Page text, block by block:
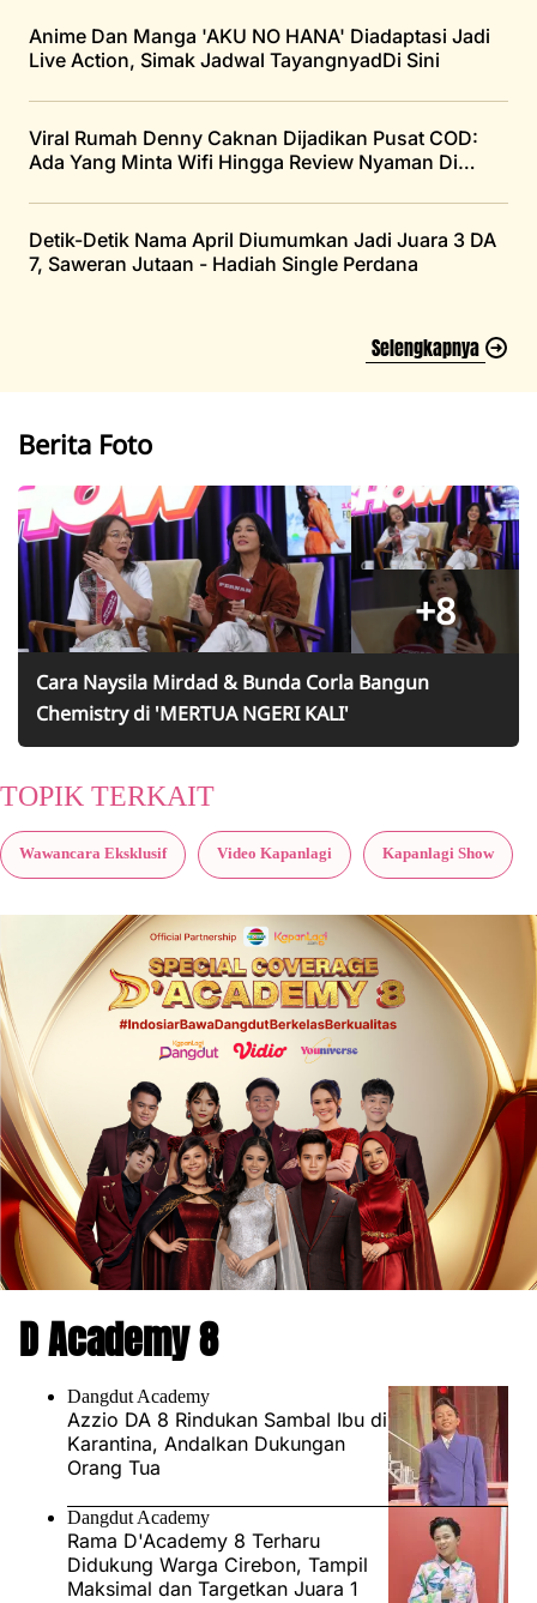
Anime Dan Manga 'AKU NO HANA' Diadaptasi Jadi
Live Action, Simak Jadwal TayangnyadDi Sini
Viral Rumah Denny Caknan Dijadikan Pusat COD:
Ada Yang Minta Wifi Hingga Review Nyaman Di
Detik-Detik Nama April Diumumkan Jadi Juara 3 DA
7, Saweran Jutaan - Hadiah Single Perdana
Selengkapnya
Berita Foto
+8
Cara Naysila Mirdad & Bunda Corla Bangun
Chemistry di 'MERTUA NGERI KALI'
TOPIK TERKAIT
Wawancara Eksklusif Video Kapanlagi Kapanlagi Show
D Academy 8
Dangdut Academy
Azzio DA 8 Rindukan Sambal Ibu di
Karantina, Andalkan Dukungan
Orang Tua
Dangdut Academy
Rama D'Academy 8 Terharu
Didukung Warga Cirebon, Tampil
Maksimal dan Targetkan Juara 1